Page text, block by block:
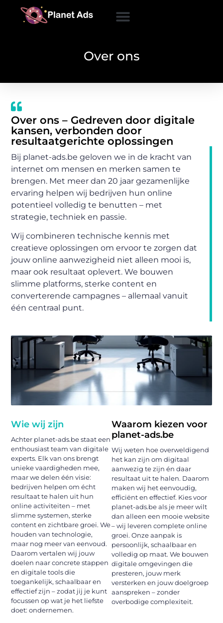
Over ons
Over ons – Gedreven door digitale
kansen, verbonden door
resultaatgerichte oplossingen
Bij planet-ads.be geloven we in de kracht van
internet om mensen en merken samen te
brengen. Met meer dan 20 jaar gezamenlijke
ervaring helpen wij bedrijven hun online
potentieel volledig te benutten – met
strategie, techniek en passie.
Wij combineren technische kennis met
creatieve oplossingen om ervoor te zorgen dat
jouw online aanwezigheid niet alleen mooi is,
maar ook resultaat oplevert. We bouwen
slimme platforms, sterke content en
converterende campagnes – allemaal vanuit
één centraal punt.
Wie wij zijn
Achter planet-ads.be staat een
enthousiast team van digitale
experts. Elk van ons brengt
unieke vaardigheden mee,
maar we delen één visie:
bedrijven helpen om écht
resultaat te halen uit hun
online activiteiten – met
slimme systemen, sterke
content en zichtbare groei. We
houden van technologie,
maar nog meer van eenvoud.
Daarom vertalen wij jouw
doelen naar concrete stappen
en digitale tools die
toegankelijk, schaalbaar en
effectief zijn – zodat jij je kunt
focussen op wat je het liefste
doet: ondernemen.
Waarom kiezen voor
planet-ads.be
Wij weten hoe overweldigend
het kan zijn om digitaal
aanwezig te zijn én daar
resultaat uit te halen. Daarom
maken wij het eenvoudig,
efficiënt en effectief. Kies voor
planet-ads.be als je meer wilt
dan alleen een mooie website
– wij leveren complete online
groei. Onze aanpak is
persoonlijk, schaalbaar en
volledig op maat. We bouwen
digitale omgevingen die
presteren, jouw merk
versterken en jouw doelgroep
aanspreken – zonder
overbodige complexiteit.